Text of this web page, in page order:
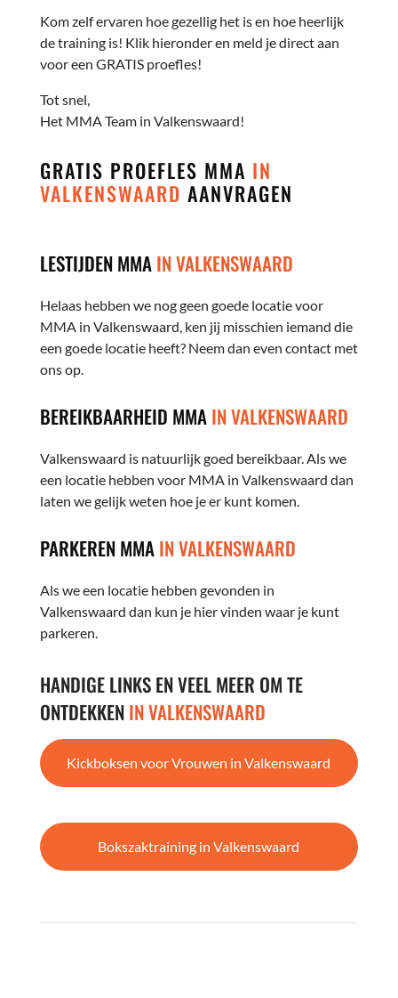
Kom zelf ervaren hoe gezellig het is en hoe heerlijk
de training is! Klik hieronder en meld je direct aan
voor een GRATIS proefles!
Tot snel,
Het MMA Team in Valkenswaard!
GRATIS PROEFLES MMA IN
VALKENSWAARD AANVRAGEN
LESTIJDEN MMAIN VALKENSWAARD
Helaas hebben we nog geen goede locatie voor
MMA in Valkenswaard, ken jij misschien iemand die
een goede locatie heeft? Neem dan even contact met
ons op.
BEREIKBAARHEID MMAIN VALKENSWAARD
Valkenswaard is natuurlijk goed bereikbaar. Als we
een locatie hebben voor MMA in Valkenswaard dan
laten we gelijk weten hoe je er kunt komen.
PARKEREN MMAIN VALKENSWAARD
Als we een locatie hebben gevonden in
Valkenswaard dan kun je hier vinden waar je kunt
parkeren.
HANDIGE LINKS EN VEEL MEER OM TE
ONTDEKKENIN VALKENSWAARD
Kickboksen voor Vrouwen in Valkenswaard
Bokszaktraining in Valkenswaard